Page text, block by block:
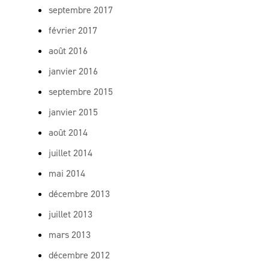
septembre 2017
février 2017
août 2016
janvier 2016
septembre 2015
janvier 2015
août 2014
juillet 2014
mai 2014
décembre 2013
juillet 2013
mars 2013
décembre 2012